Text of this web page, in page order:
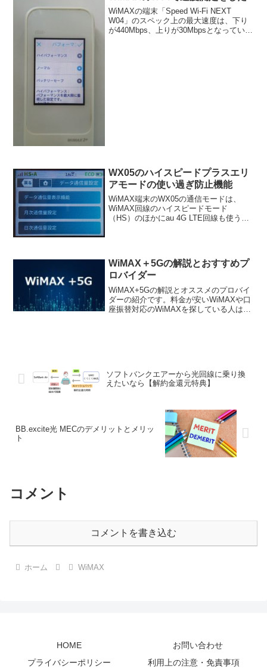
WiMAXの端末「Speed Wi-Fi NEXT
W04」のスペック上の最大速度は、下り
が440Mbps、上りが30Mbpsとなっていま
WX05のハイスピードプラスエリ
アモードの使い過ぎ防止機能
WiMAX端末のWX05の通信モードは、
WiMAX回線のハイスピードモード
（HS）のほかにau 4G LTE回線も使うハ
WiMAX＋5Gの解説とおすすめプ
ロバイダー
WiMAX+5Gの解説とオススメのプロバイ
ダーの紹介です。料金が安いWiMAXや口
座振替対応のWiMAXを探している人はチ
ソフトバンクエアーから光回線に乗り換
えたいなら【解約金還元特典】
BB.excite光 MECのデメリットとメリッ
ト
コメント
コメントを書き込む
ホーム WiMAX
HOME
お問い合わせ
プライバシーポリシー
利用上の注意・免責事項